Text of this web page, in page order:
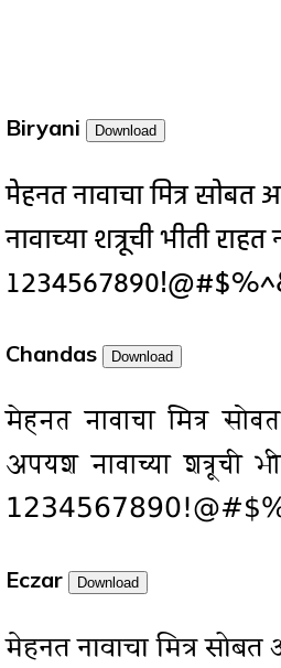
Biryani Download
मेहनत नावाचा मित्र
नावाच्या शत्रूची भीती राहत
Chandas Download
मेहनत नावाचा मित्र
अपयश नावाच्या शत्रूची
Eczar Download
मेहनत नावाचा मित्र